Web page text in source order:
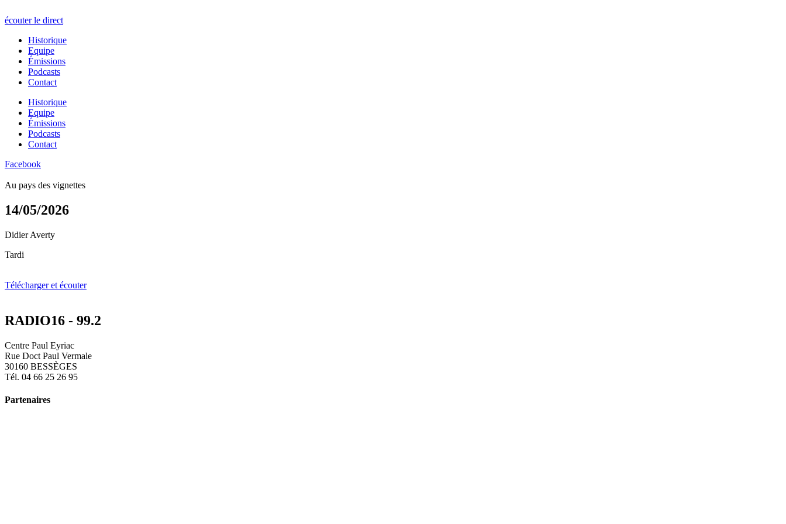
écouter le direct
Historique
Equipe
Émissions
Podcasts
Contact
Historique
Equipe
Émissions
Podcasts
Contact
Facebook
Au pays des vignettes
14/05/2026
Didier Averty
Tardi
Télécharger et écouter
RADIO16 - 99.2
Centre Paul Eyriac
Rue Doct Paul Vermale
30160 BESSÈGES
Tél. 04 66 25 26 95
Partenaires